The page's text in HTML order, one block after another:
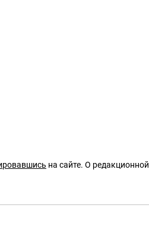
на сайте. О редакционной